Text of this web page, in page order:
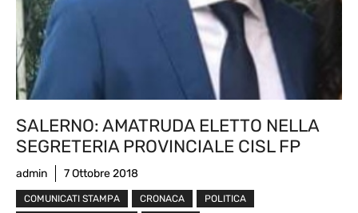
SALERNO: AMATRUDA ELETTO NELLA
SEGRETERIA PROVINCIALE CISL FP
admin 7 Ottobre 2018
COMUNICATI STAMPA CRONACA
POLITICA